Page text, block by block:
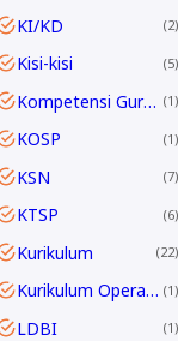
KI/KD 2
Kisi-kisi 5
Kompetensi Guru 2045 1
KOSP 1
KSN 7
KTSP 6
Kurikulum 22
Kurikulum Operasional Satuan Pendidikan 1
LDBI 1